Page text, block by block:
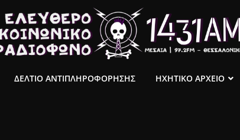
ΔΕΛΤΙΟ ΑΝΤΙΠΛΗΡΟΦΟΡΗΣΗΣ ΗΧΗΤΙΚΟ ΑΡΧΕΙΟ